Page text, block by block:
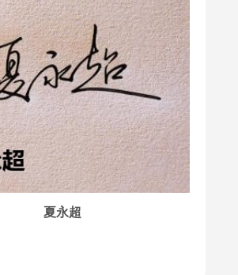
夏永超